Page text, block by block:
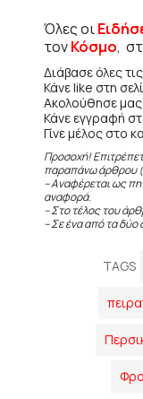
Όλες οι
τονΚόσμο,
Διάβασε όλες
Κάνε like στη
Ακολούθησε
Κάνε εγγραφή
Γίνε μέλος στο
Προσοχή!
παραπάνω άρθρου (
– Αναφέρεται ως
αναφορά.
– Στο τέλος του
– Σε ένα από τα δύο
TAGS